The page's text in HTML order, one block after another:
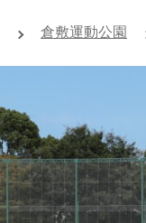
倉敷運動公園